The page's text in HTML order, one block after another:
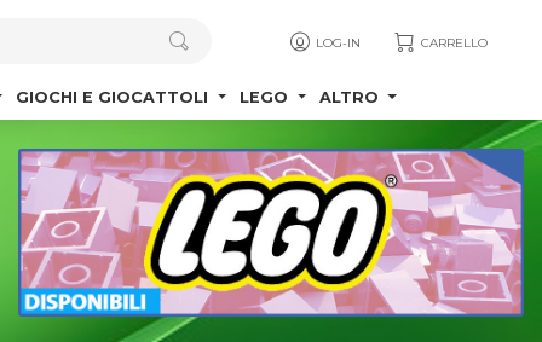
LOG-IN CARRELLO
GIOCHI E GIOCATTOLI LEGO ALTRO